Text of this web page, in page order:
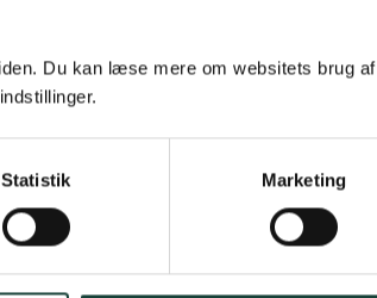
Du kan læse mere om websitets brug af
Statistik Marketing